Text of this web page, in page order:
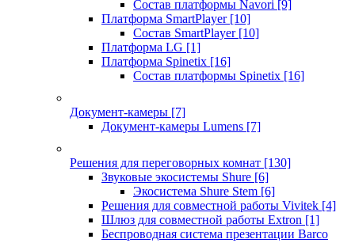
Состав платформы Navori [9]
Платформа SmartPlayer [10]
Состав SmartPlayer [10]
Платформа LG [1]
Платформа Spinetix [16]
Состав платформы Spinetix [16]
Документ-камеры [7]
Документ-камеры Lumens [7]
Решения для переговорных комнат [130]
Звуковые экосистемы Shure [6]
Экосистема Shure Stem [6]
Решения для совместной работы Vivitek [4]
Шлюз для совместной работы Extron [1]
Беспроводная система презентации Barco